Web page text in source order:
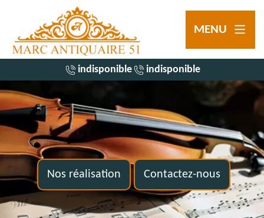
MENU
indisponible indisponible
Nos réalisation Contactez-nous